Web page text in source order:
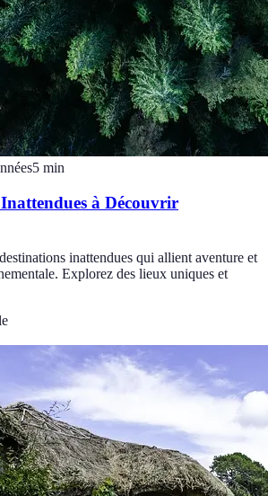
5 min
à Découvrir
inattendues qui allient aventure et
Explorez des lieux uniques et